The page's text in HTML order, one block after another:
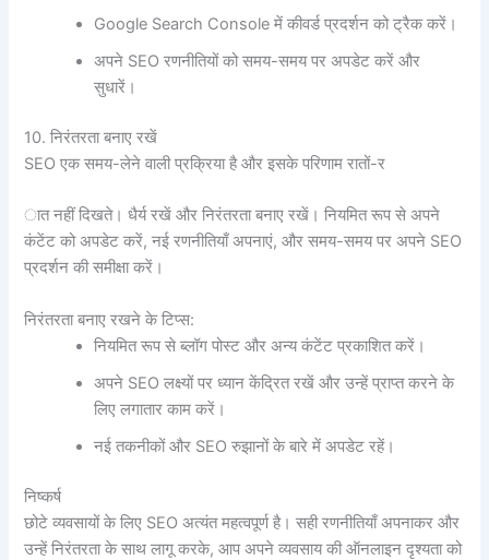
Google Search Console में कीवर्ड प्रदर्शन को ट्रैक करें।
अपने SEO रणनीतियों को समय-समय पर अपडेट करें और
सुधारें।
10. निरंतरता बनाए रखें
SEO एक समय-लेने वाली प्रक्रिया है और इसके परिणाम रातों-र
ात नहीं दिखते। धैर्य रखें और निरंतरता बनाए रखें। नियमित रूप से अपने
कंटेंट को अपडेट करें, नई रणनीतियाँ अपनाएं, और समय-समय पर अपने SEO
प्रदर्शन की समीक्षा करें।
निरंतरता बनाए रखने के टिप्स:
नियमित रूप से ब्लॉग पोस्ट और अन्य कंटेंट प्रकाशित करें।
अपने SEO लक्ष्यों पर ध्यान केंद्रित रखें और उन्हें प्राप्त करने के
लिए लगातार काम करें।
नई तकनीकों और SEO रुझानों के बारे में अपडेट रहें।
निष्कर्ष
छोटे व्यवसायों के लिए SEO अत्यंत महत्वपूर्ण है। सही रणनीतियाँ अपनाकर और
उन्हें निरंतरता के साथ लागू करके, आप अपने व्यवसाय की ऑनलाइन दृश्यता को